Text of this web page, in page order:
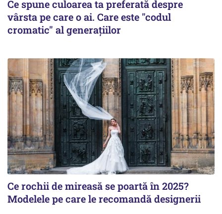
Ce spune culoarea ta preferată despre
vârsta pe care o ai. Care este "codul
cromatic" al generațiilor
Ce rochii de mireasă se poartă în 2025?
Modelele pe care le recomandă designerii